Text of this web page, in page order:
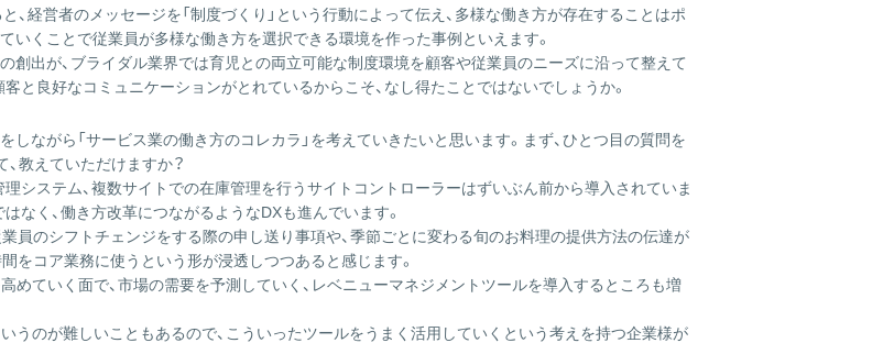
、経営者のメッセージを「制度づくり」という行動によって伝え、多様な働き方が存在することはポ
くことで従業員が多様な働き方を選択できる環境を作った事例といえます。
出が、ブライダル業界では育児との両立可能な制度環境を顧客や従業員のニーズに沿って整えて
と良好なコミュニケーションがとれているからこそ、なし得たことではないでしょうか。
しながら「サービス業の働き方のコレカラ」を考えていきたいと思います。まず、ひとつ目の質問を
教えていただけますか？
システム、複数サイトでの在庫管理を行うサイトコントローラーはずいぶん前から導入されていま
なく、働き方改革につながるようなDXも進んでいます。
員のシフトチェンジをする際の申し送り事項や、季節ごとに変わる旬のお料理の提供方法の伝達が
をコア業務に使うという形が浸透しつつあると感じます。
めていく面で、市場の需要を予測していく、レベニューマネジメントツールを導入するところも増
うのが難しいこともあるので、こういったツールをうまく活用していくという考えを持つ企業様が